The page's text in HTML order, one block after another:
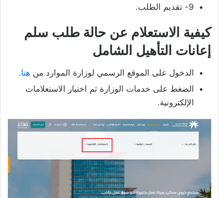
9- تقديم الطلب.
كيفية الاستعلام عن حالة طلب سلم
إعانات التأهيل الشامل
الدخول على الموقع الرسمي لوزارة الموارد من هنا.
الضغط على خدمات الوزارة ثم اختيار الاستعلامات
الإلكترونية.